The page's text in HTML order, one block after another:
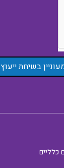
בשיחת ייעוץ
כלליים